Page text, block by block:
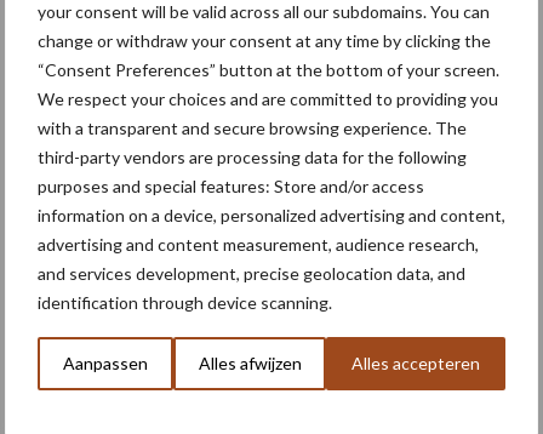
your consent will be valid across all our subdomains. You can
change or withdraw your consent at any time by clicking the
“Consent Preferences” button at the bottom of your screen.
We respect your choices and are committed to providing you
with a transparent and secure browsing experience. The
third-party vendors are processing data for the following
purposes and special features: Store and/or access
information on a device, personalized advertising and content,
advertising and content measurement, audience research,
and services development, precise geolocation data, and
identification through device scanning.
Aanpassen Alles afwijzen Alles accepteren
Maak uw keuze
Machines Duurzaamheid
Toon meer